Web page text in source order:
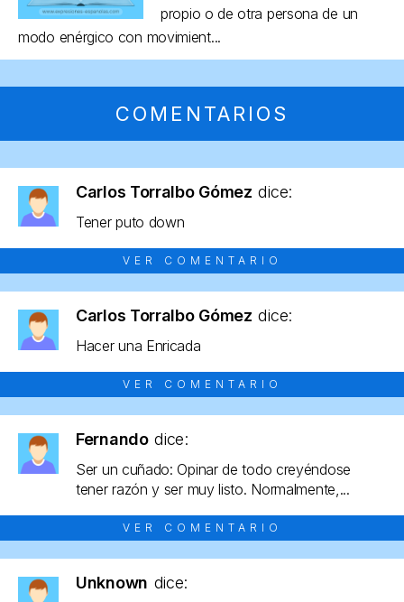
propio o de otra persona de un
modo enérgico con movimient...
COMENTARIOS
Carlos Torralbo Gómez dice:
Tener puto down
VER COMENTARIO
Carlos Torralbo Gómez dice:
Hacer una Enricada
VER COMENTARIO
Fernando dice:
Ser un cuñado: Opinar de todo creyéndose
tener razón y ser muy listo. Normalmente,...
VER COMENTARIO
Unknown dice: